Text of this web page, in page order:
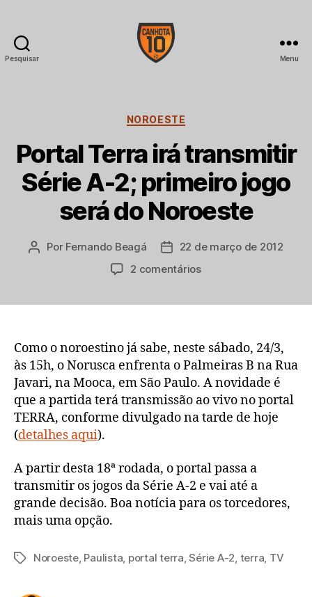
Pesquisar Menu
Categorias
NOROESTE
Portal Terra irá transmitir
Série A-2; primeiro jogo
será do Noroeste
Autor
Por Fernando Beagá
Data
de
22 de março de 2012
2 comentáriosem
Série
A-
2;
primeiro
jogo
será
Como o noroestino já sabe, neste sábado, 24/3,
às 15h, o Norusca enfrenta o Palmeiras B na Rua
Javari, na Mooca, em São Paulo. A novidade é
que a partida terá transmissão ao vivo no portal
TERRA, conforme divulgado na tarde de hoje
(detalhes aqui).
A partir desta 18ª rodada, o portal passa a
transmitir os jogos da Série A-2 e vai até a
grande decisão. Boa notícia para os torcedores,
mais uma opção.
TagsNoroeste, Paulista, portal terra,Série A-2, terra, TV